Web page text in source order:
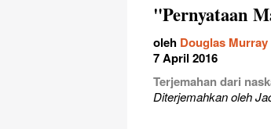
"Pernyataan
oleh Douglas Murray
7 April 2016
Terjemahan dari
Diterjemahkan oleh